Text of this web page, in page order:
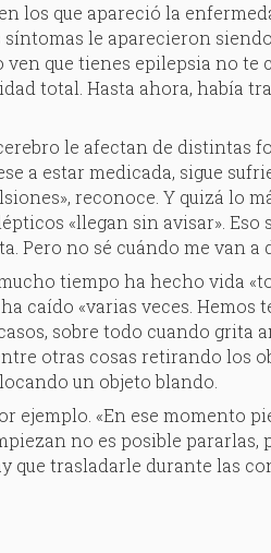
los que apareció la
le aparecieron siendo
que tienes epilepsia no te
total. Hasta ahora, había
le afectan de distintas
a estar medicada, sigue
reconoce. Y quizá lo
«llegan sin avisar». Eso
Pero no sé cuándo me van a
tiempo ha hecho vida
caído «varias veces. Hemos
sobre todo cuando grita
otras cosas retirando los
un objeto blando.
ejemplo. «En ese momento
no es posible pararlas,
que trasladarle durante las